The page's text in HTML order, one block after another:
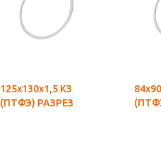
125х130х1,5 КЗ
(ПТФЭ) РАЗРЕЗ